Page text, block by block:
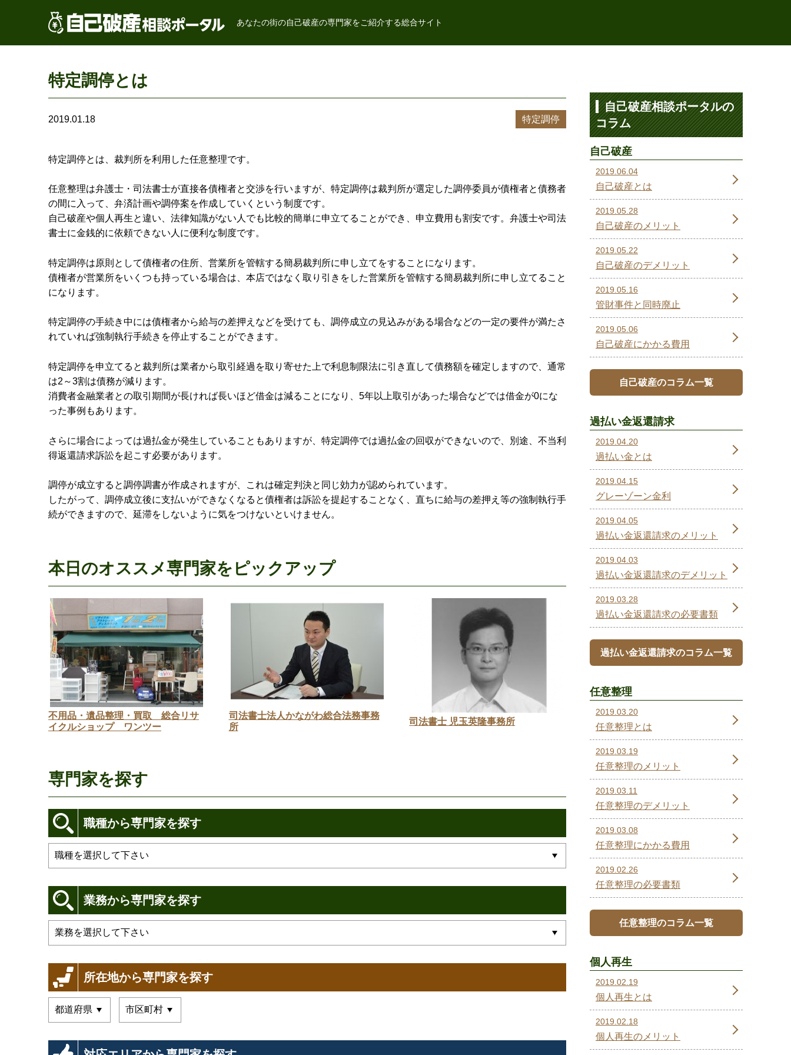
あなたの街の自己破産の専門家をご紹介する総合サイト
特定調停とは
2019.01.18 特定調停
特定調停とは、裁判所を利用した任意整理です。
任意整理は弁護士・司法書士が直接各債権者と交渉を行いますが、特定調停は裁判所が選定した調停委員が債権者と債務者
の間に入って、弁済計画や調停案を作成していくという制度です。
自己破産や個人再生と違い、法律知識がない人でも比較的簡単に申立てることができ、申立費用も割安です。弁護士や司法
書士に金銭的に依頼できない人に便利な制度です。
特定調停は原則として債権者の住所、営業所を管轄する簡易裁判所に申し立てをすることになります。
債権者が営業所をいくつも持っている場合は、本店ではなく取り引きをした営業所を管轄する簡易裁判所に申し立てること
になります。
特定調停の手続き中には債権者から給与の差押えなどを受けても、調停成立の見込みがある場合などの一定の要件が満たさ
れていれば強制執行手続きを停止することができます。
特定調停を申立てると裁判所は業者から取引経過を取り寄せた上で利息制限法に引き直して債務額を確定しますので、通常
は2～3割は債務が減ります。
消費者金融業者との取引期間が長ければ長いほど借金は減ることになり、5年以上取引があった場合などでは借金が0にな
った事例もあります。
さらに場合によっては過払金が発生していることもありますが、特定調停では過払金の回収ができないので、別途、不当利
得返還請求訴訟を起こす必要があります。
調停が成立すると調停調書が作成されますが、これは確定判決と同じ効力が認められています。
したがって、調停成立後に支払いができなくなると債権者は訴訟を提起することなく、直ちに給与の差押え等の強制執行手
続ができますので、延滞をしないように気をつけないといけません。
本日のオススメ専門家をピックアップ
不用品・遺品整理・買取 総合リサ
イクルショップ ワンツー
司法書士法人かながわ総合法務事務
所
司法書士 児玉英隆事務所
専門家を探す
職種から専門家を探す
業務から専門家を探す
所在地から専門家を探す
自己破産相談ポータルの
コラム
自己破産
2019.06.04
自己破産とは
2019.05.28
自己破産のメリット
2019.05.22
自己破産のデメリット
2019.05.16
管財事件と同時廃止
2019.05.06
自己破産にかかる費用
自己破産のコラム一覧
過払い金返還請求
2019.04.20
過払い金とは
2019.04.15
グレーゾーン金利
2019.04.05
過払い金返還請求のメリット
2019.04.03
過払い金返還請求のデメリット
2019.03.28
過払い金返還請求の必要書類
過払い金返還請求のコラム一覧
任意整理
2019.03.20
任意整理とは
2019.03.19
任意整理のメリット
2019.03.11
任意整理のデメリット
2019.03.08
任意整理にかかる費用
2019.02.26
任意整理の必要書類
任意整理のコラム一覧
個人再生
2019.02.19
個人再生とは
2019.02.18
個人再生のメリット